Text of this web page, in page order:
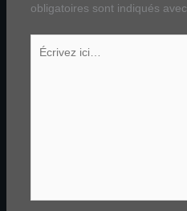
obligatoires sont indiqués avec